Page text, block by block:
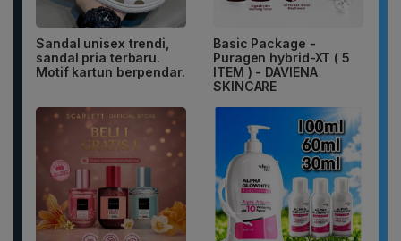
Sandal unisex trendi,
sandal pria terbaru.
Motif kartun berpendar.
Basic Package -
Puragen hybrid-XT ( 5
ITEM ) - DAVIENA
SKINCARE